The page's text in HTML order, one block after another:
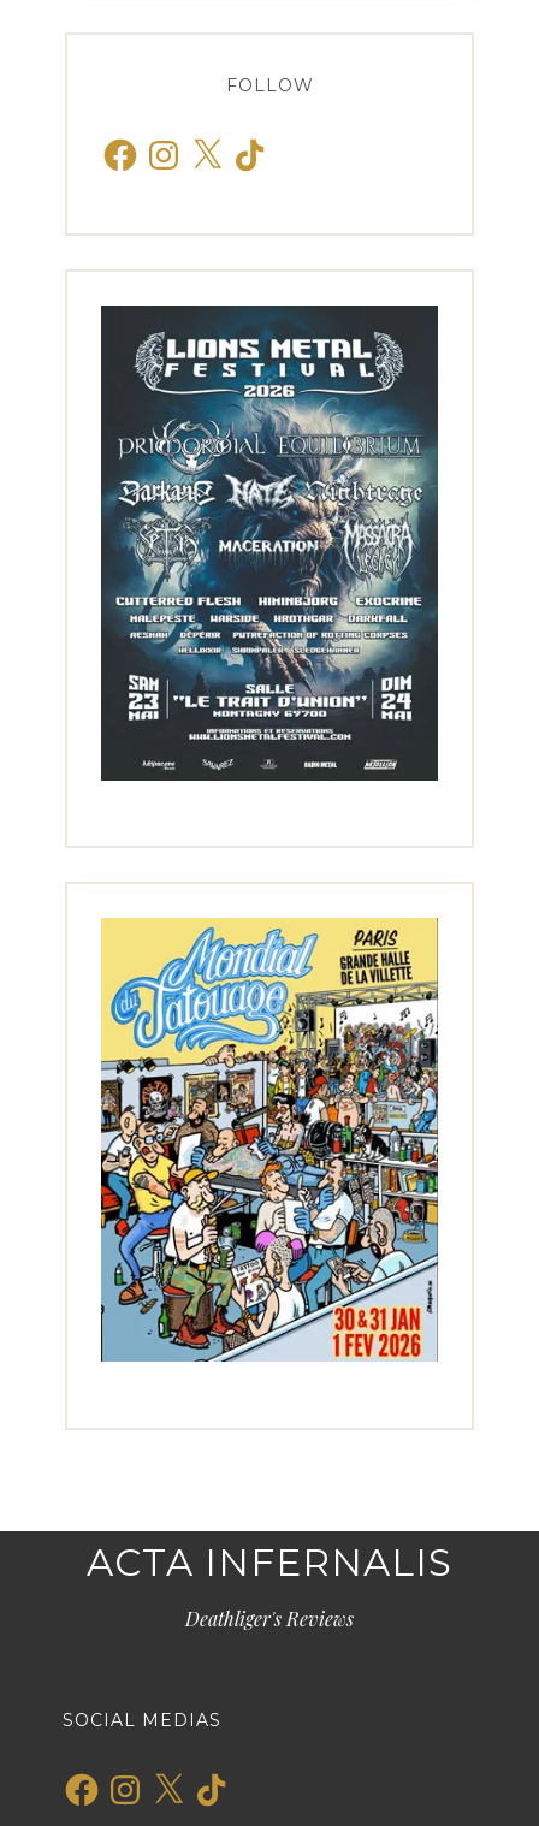
FOLLOW
FacebookInstagram
X TikTok
ACTA INFERNALIS
Deathliger's Reviews
SOCIAL MEDIAS
FacebookInstagram
X TikTok